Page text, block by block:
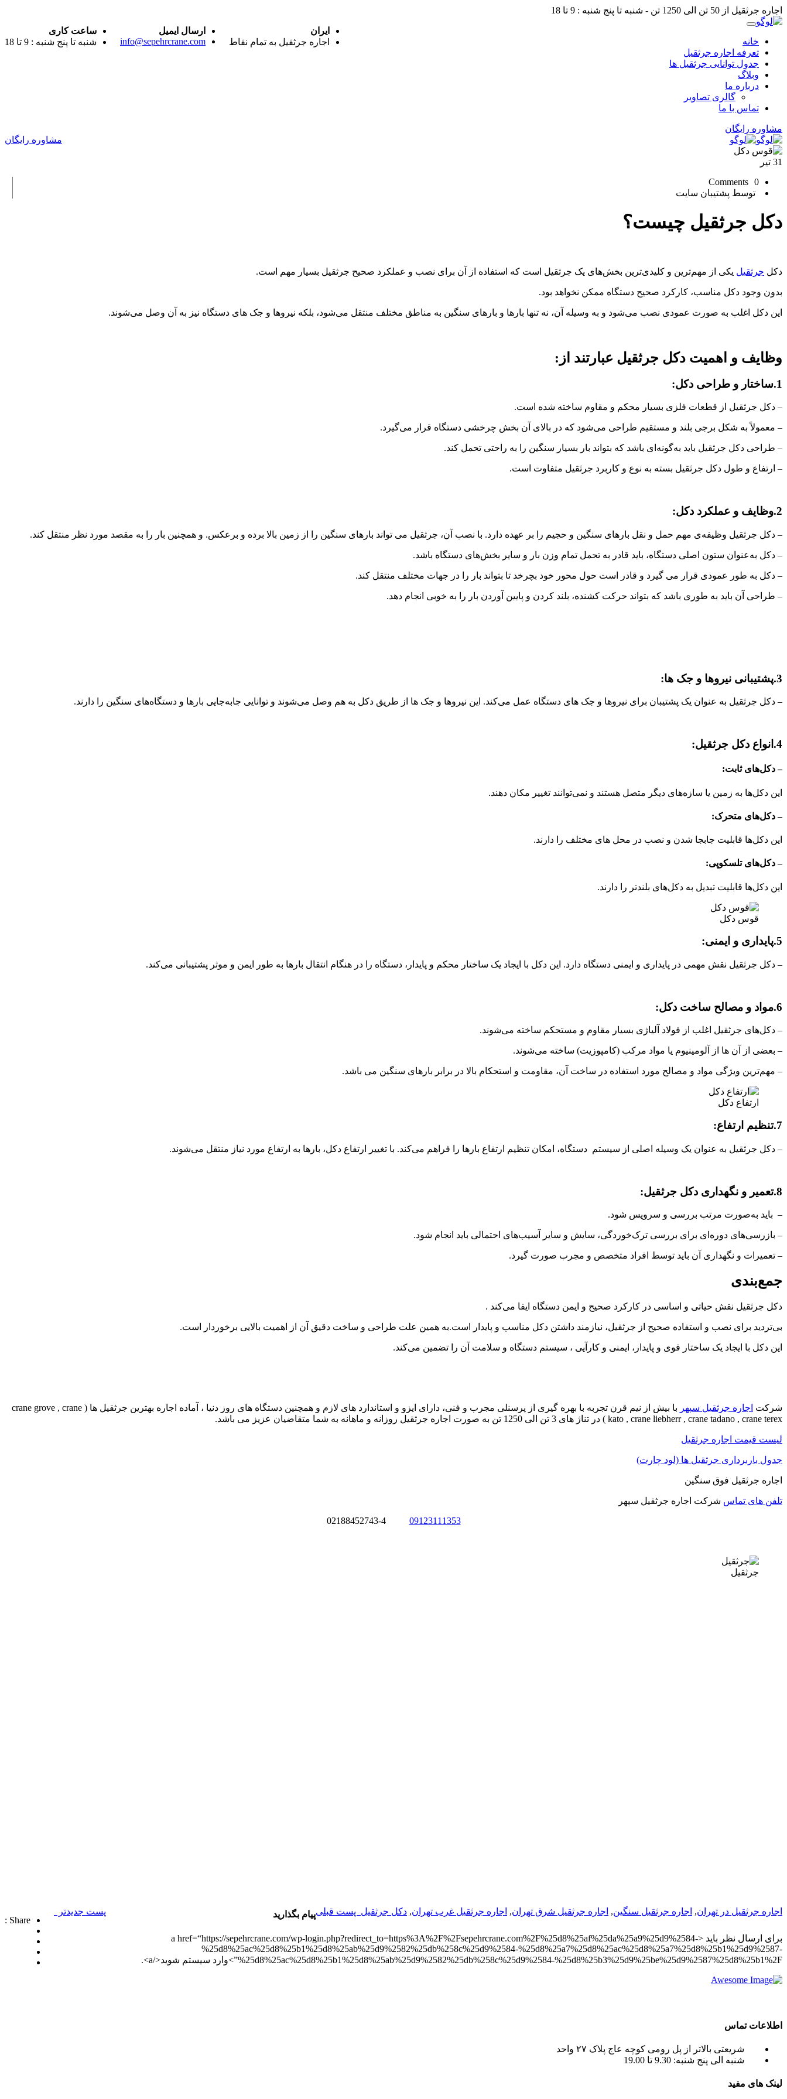
اجاره جرثقیل از 50 تن الی 1250 تن - شنبه تا پنج شنبه : 9 تا 18
ایران
اجاره جرثقیل به تمام نقاط
ارسال ایمیل
info@sepehrcrane.com
ساعت کاری
شنبه تا پنج شنبه : 9 تا 18
خانه
تعرفه اجاره جرثقیل
جدول توانایی جرثقیل ها
وبلاگ
درباره ما
گالری تصاویر
تماس با ما
مشاوره رایگان
مشاوره رایگان
31 تیر
0 Comments
توسط پشتیبان سایت
دکل جرثقیل چیست؟
دکل جرثقیل یکی از مهم‌ترین و کلیدی‌ترین بخش‌های یک جرثقیل است که استفاده از آن برای نصب و عملکرد صحیح جرثقیل بسیار مهم است.
بدون وجود دکل مناسب، کارکرد صحیح دستگاه ممکن نخواهد بود.
این دکل اغلب به صورت عمودی نصب می‌شود و به وسیله آن، نه تنها بارها و بارهای سنگین به مناطق مختلف منتقل می‌شود، بلکه نیروها و جک های دستگاه نیز به آن وصل می‌شوند.
وظایف و اهمیت دکل جرثقیل عبارتند از:
1.ساختار و طراحی دکل:
– دکل جرثقیل از قطعات فلزی بسیار محکم و مقاوم ساخته شده است.
– معمولاً به شکل برجی بلند و مستقیم طراحی می‌شود که در بالای آن بخش چرخشی دستگاه قرار می‌گیرد.
– طراحی دکل جرثقیل باید به‌گونه‌ای باشد که بتواند بار بسیار سنگین را به راحتی تحمل کند.
– ارتفاع و طول دکل جرثقیل بسته به نوع و کاربرد جرثقیل متفاوت است.
2.وظایف و عملکرد دکل:
– دکل جرثقیل وظیفه‌ی مهم حمل و نقل بارهای سنگین و حجیم را بر عهده دارد. با نصب آن، جرثقیل می تواند بارهای سنگین را از زمین بالا برده و برعکس. و همچنین بار را به مقصد مورد نظر منتقل کند.
– دکل به‌عنوان ستون اصلی دستگاه، باید قادر به تحمل تمام وزن بار و سایر بخش‌های دستگاه باشد.
– دکل به طور عمودی قرار می گیرد و قادر است حول محور خود بچرخد تا بتواند بار را در جهات مختلف منتقل کند.
– طراحی آن باید به طوری باشد که بتواند حرکت کشنده، بلند کردن و پایین آوردن بار را به خوبی انجام دهد.
3.پشتیبانی نیروها و جک ها:
– دکل جرثقیل به عنوان یک پشتیبان برای نیروها و جک های دستگاه عمل می‌کند. این نیروها و جک ها از طریق دکل به هم وصل می‌شوند و توانایی جابه‌جایی بارها و دستگاه‌های سنگین را دارند.
4.انواع دکل جرثقیل:
– دکل‌های ثابت:
این دکل‌ها به زمین یا سازه‌های دیگر متصل هستند و نمی‌توانند تغییر مکان دهند.
– دکل‌های متحرک:
این دکل‌ها قابلیت جابجا شدن و نصب در محل های مختلف را دارند.
– دکل‌های تلسکوپی:
این دکل‌ها قابلیت تبدیل به دکل‌های بلندتر را دارند.
قوس دکل
5.پایداری و ایمنی:
– دکل جرثقیل نقش مهمی در پایداری و ایمنی دستگاه دارد. این دکل با ایجاد یک ساختار محکم و پایدار، دستگاه را در هنگام انتقال بارها به طور ایمن و موثر پشتیبانی می‌کند.
6.مواد و مصالح ساخت دکل:
– دکل‌های جرثقیل اغلب از فولاد آلیاژی بسیار مقاوم و مستحکم ساخته می‌شوند.
– بعضی از آن ها از آلومینیوم یا مواد مرکب (کامپوزیت) ساخته می‌شوند.
– مهم‌ترین ویژگی مواد و مصالح مورد استفاده در ساخت آن، مقاومت و استحکام بالا در برابر بارهای سنگین می باشد.
ارتفاع دکل
7.تنظیم ارتفاع:
– دکل جرثقیل به عنوان یک وسیله اصلی از سیستم دستگاه، امکان تنظیم ارتفاع بارها را فراهم می‌کند. با تغییر ارتفاع دکل، بارها به ارتفاع مورد نیاز منتقل می‌شوند.
8.تعمیر و نگهداری دکل جرثقیل:
– باید به‌صورت مرتب بررسی و سرویس شود.
– بازرسی‌های دوره‌ای برای بررسی ترک‌خوردگی، سایش و سایر آسیب‌های احتمالی باید انجام شود.
– تعمیرات و نگهداری آن باید توسط افراد متخصص و مجرب صورت گیرد.
جمع‌بندی
دکل جرثقیل نقش حیاتی و اساسی در کارکرد صحیح و ایمن دستگاه ایفا می‌کند .
بی‌تردید برای نصب و استفاده صحیح از جرثقیل، نیازمند داشتن دکل مناسب و پایدار است.به همین علت طراحی و ساخت دقیق آن از اهمیت بالایی برخوردار است.
این دکل با ایجاد یک ساختار قوی و پایدار، ایمنی و کارآیی ، سیستم دستگاه و سلامت آن را تضمین می‌کند.
شرکت اجاره جرثقیل سپهر
با بیش از نیم قرن تجربه با بهره گیری از پرسنلی مجرب و فنی، دارای ایزو و استاندارد های لازم و همچنین دستگاه های روز دنیا ، آماده اجاره بهترین جرثقیل ها ( crane grove , crane
kato , crane liebherr , crane tadano , crane terex ) در تناژ های 3 تن الی 1250 تن به صورت اجاره جرثقیل روزانه و ماهانه به شما متقاضیان عزیز می باشد.
لیست قیمت اجاره جرثقیل
جدول باربرداری جرثقیل ها (لود چارت)
اجاره جرثقیل فوق سنگین
تلفن های تماس شرکت اجاره جرثقیل سپهر
09123111353
02188452743-4
جرثقیل
اجاره جرثقيل در تهران, اجاره جرثقيل سنگين, اجاره جرثقيل شرق تهران, اجاره جرثقيل غرب تهران, دکل جرثقیل
Share :
پست قبلی پست جدیدتر پیام بگذارید
برای ارسال نظر باید <a href=“https://sepehrcrane.com/wp-login.php?redirect_to=https%3A%2F%2Fsepehrcrane.com%2F%25d8%25af%25da%25a9%25d9%2584-
%25d8%25ac%25d8%25b1%25d8%25ab%25d9%2582%25db%258c%25d9%2584-%25d8%25a7%25d8%25ac%25d8%25a7%25d8%25b1%25d9%2587-
%25d8%25ac%25d8%25b1%25d8%25ab%25d9%2582%25db%258c%25d9%2584-%25d8%25b3%25d9%25be%25d9%2587%25d8%25b1%2F”>وارد سیستم شوید</a>.
اطلاعات تماس
شریعتی بالاتر از پل رومی کوچه عاج پلاک ۲۷ واحد
شنبه الی پنج شنبه: 9.30 تا 19.00
لینک های مفید